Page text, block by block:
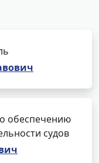
обеспечению
судов